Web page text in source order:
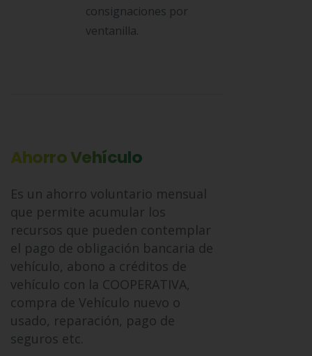
consignaciones por
ventanilla.
Ahorro Vehículo
Es un ahorro voluntario mensual
que permite acumular los
recursos que pueden contemplar
el pago de obligación bancaria de
vehículo, abono a créditos de
vehículo con la COOPERATIVA,
compra de Vehículo nuevo o
usado, reparación, pago de
seguros etc.